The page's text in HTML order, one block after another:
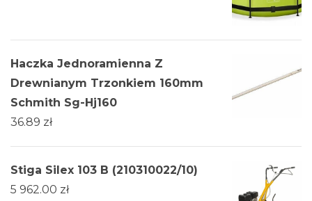
Haczka Jednoramienna Z
Drewnianym Trzonkiem 160mm
Schmith Sg-Hj160
36.89 zł
Stiga Silex 103 B (210310022/10)
5 962.00 zł